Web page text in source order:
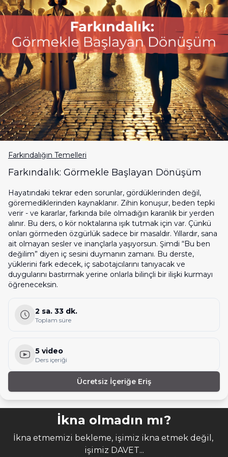
Farkındalığın Temelleri
Farkındalık: Görmekle Başlayan Dönüşüm
Hayatındaki tekrar eden sorunlar, gördüklerinden değil,
göremediklerinden kaynaklanır. Zihin konuşur, beden tepki
verir - ve kararlar, farkında bile olmadığın karanlık bir yerden
alınır. Bu ders, o kör noktalarına ışık tutmak için var. Çünkü
onları görmeden özgürlük sadece bir masaldır. Yıllardır, sana
ait olmayan sesler ve inançlarla yaşıyorsun. Şimdi “Bu ben
değilim” diyen iç sesini duymanın zamanı. Bu derste,
yüklerini fark edecek, iç sabotajcılarını tanıyacak ve
duygularını bastırmak yerine onlarla bilinçli bir ilişki kurmayı
öğreneceksin.
2 sa. 33 dk.
Toplam süre
5 video
Ders içeriği
Ücretsiz İçeriğe Eriş
İkna olmadın mı?
İkna etmemizi bekleme, işimiz ikna etmek değil,
işimiz DAVET...